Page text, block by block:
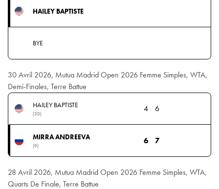
HAILEY BAPTISTE
BYE
30 Avril 2026, Mutua Madrid Open 2026 Femme Simples, WTA,
Demi-Finales, Terre Battue
HAILEY BAPTISTE
(30)
4 6
MIRRA ANDREEVA
(9)
6 7
28 Avril 2026, Mutua Madrid Open 2026 Femme Simples, WTA,
Quarts De Finale, Terre Battue